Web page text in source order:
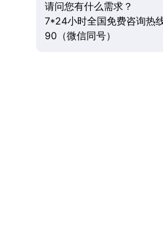
请问您有什么需求？
7*24小时全国免费咨询热
90（微信同号）